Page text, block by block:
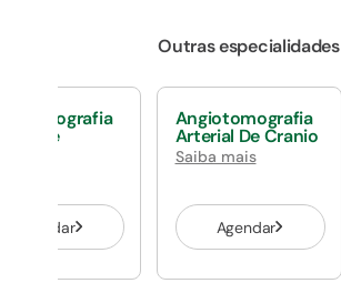
Outras especialidades
De
Agendar
Angiotomografia
Arterial De Cranio
Saiba mais
Agendar